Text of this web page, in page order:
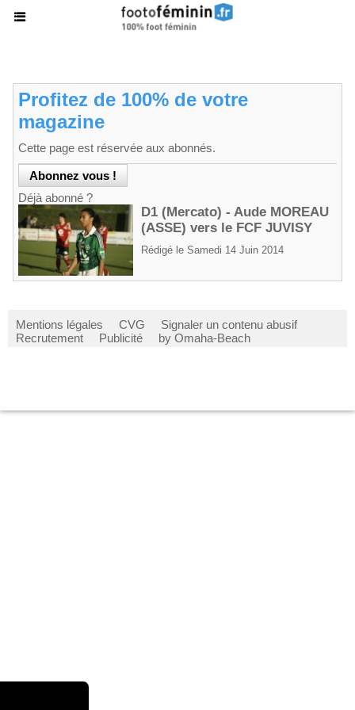
Profitez de 100% de votre
magazine
Cette page est réservée aux abonnés.
Déjà abonné ?
D1 (Mercato) - Aude MOREAU
(ASSE) vers le FCF JUVISY
Rédigé le Samedi 14 Juin 2014
Mentions légales CVG
Signaler un contenu abusif
Recrutement
Publicité by Omaha-Beach